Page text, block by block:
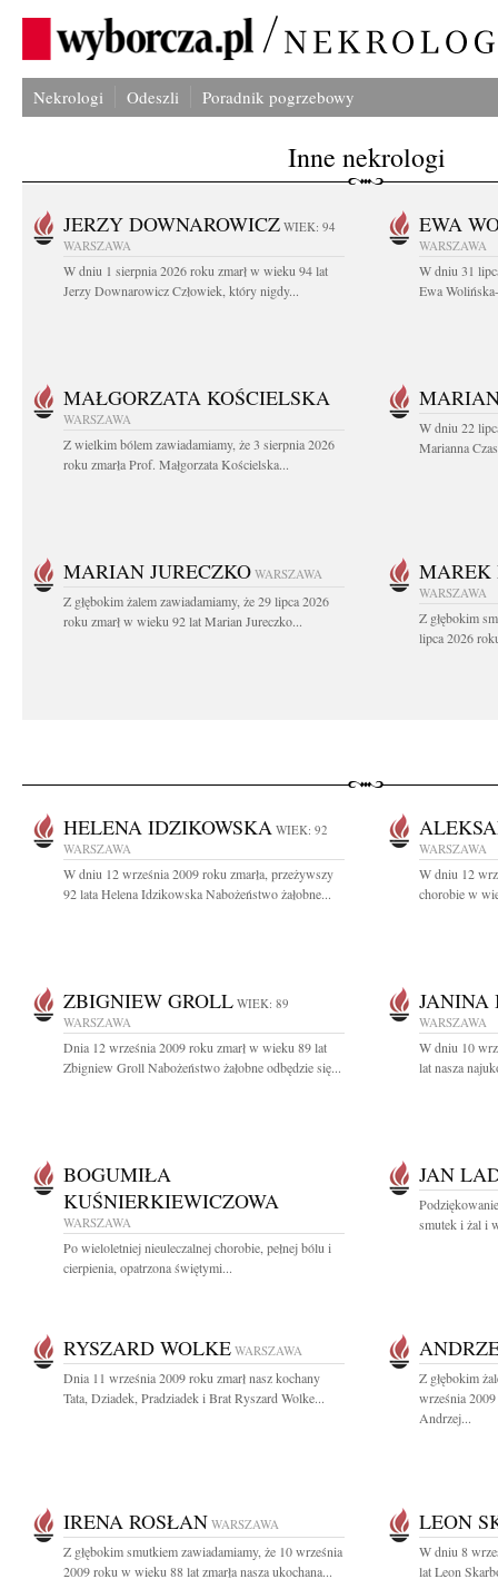
Nekrologi Odeszli Poradnik pogrzebowy
Inne nekrologi
JERZY DOWNAROWICZ WIEK: 94
WARSZAWA
W dniu 1 sierpnia 2026 roku zmarł w wieku 94 lat
Jerzy Downarowicz Człowiek, który nigdy...
EWA
WARSZAWA
W dniu 31
Ewa
MAŁGORZATA KOŚCIELSKA
WARSZAWA
Z wielkim bólem zawiadamiamy, że 3 sierpnia 2026
roku zmarła Prof. Małgorzata Kościelska...
W dniu 22
Marianna
MARIAN JURECZKO WARSZAWA
Z głębokim żalem zawiadamiamy, że 29 lipca 2026
roku zmarł w wieku 92 lat Marian Jureczko...
MAREK
WARSZAWA
Z głębokim
lipca 2026
HELENA IDZIKOWSKA WIEK: 92
WARSZAWA
W dniu 12 września 2009 roku zmarła, przeżywszy
92 lata Helena Idzikowska Nabożeństwo żałobne...
WARSZAWA
W dniu 12
chorobie w
ZBIGNIEW GROLL WIEK: 89
WARSZAWA
Dnia 12 września 2009 roku zmarł w wieku 89 lat
Zbigniew Groll Nabożeństwo żałobne odbędzie się...
JANINA
WARSZAWA
W dniu 10
lat nasza
BOGUMIŁA
KUŚNIERKIEWICZOWA
WARSZAWA
Po wieloletniej nieuleczalnej chorobie, pełnej bólu i
cierpienia, opatrzona świętymi...
JAN
smutek i żal i
RYSZARD WOLKE WARSZAWA
Dnia 11 września 2009 roku zmarł nasz kochany
Tata, Dziadek, Pradziadek i Brat Ryszard Wolke...
Z głębokim
września
Andrzej...
IRENA ROSŁAN WARSZAWA
Z głębokim smutkiem zawiadamiamy, że 10 września
2009 roku w wieku 88 lat zmarła nasza ukochana...
LEON
W dniu 8
lat Leon